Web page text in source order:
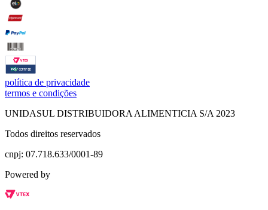
política de privacidade
termos e condições
UNIDASUL DISTRIBUIDORA ALIMENTICIA S/A 2023
Todos direitos reservados
cnpj: 07.718.633/0001-89
Powered by